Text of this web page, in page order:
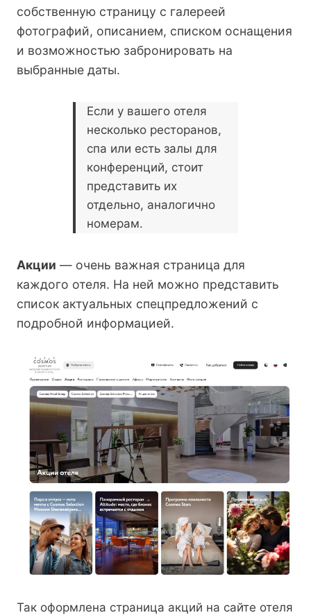
собственную страницу с галереей
фотографий, описанием, списком оснащения
и возможностью забронировать на
выбранные даты.
Если у вашего отеля
несколько ресторанов,
спа или есть залы для
конференций, стоит
представить их
отдельно, аналогично
номерам.
Акции — очень важная страница для
каждого отеля. На ней можно представить
список актуальных спецпредложений с
подробной информацией.
Так оформлена страница акций на сайте отеля